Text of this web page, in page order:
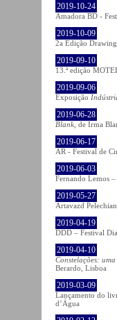
2019-10-24
Amadora BD -
2019-10-09
2a Edição
2019-09-10
13.ª edição
2019-09-06
Exposição
2019-06-28
Blank , de Irma
2019-06-17
AR - Festival de
2019-06-03
Fernando Lemos
2019-05-27
Artavazd
2019-04-19
DDD – Festival
2019-04-10
Constelações:
Berardo, Lisboa
2019-03-09
Lançamento do
d’Água